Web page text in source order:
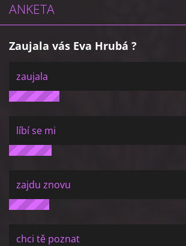
ANKETA
Zaujala vás Eva Hrubá ?
zaujala
líbí se mi
zajdu znovu
chci tě poznat